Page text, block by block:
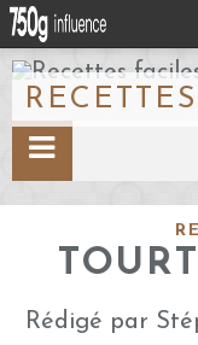
Rédigé par